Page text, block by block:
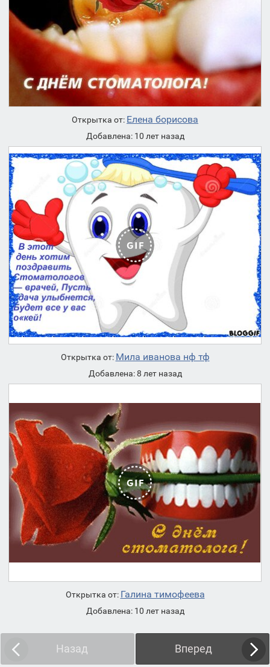
Открытка от: Елена борисова
Добавлена: 10 лет назад
Открытка от: Мила иванова нф тф
Добавлена: 8 лет назад
Открытка от: Галина тимофеева
Добавлена: 10 лет назад
Назад Вперед